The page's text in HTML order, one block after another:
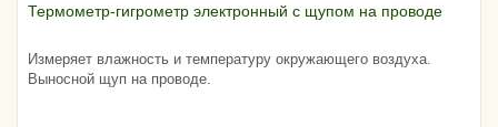
Термометр-гигрометр электронный с щупом на проводе
Измеряет влажность и температуру окружающего воздуха.
Выносной щуп на проводе.